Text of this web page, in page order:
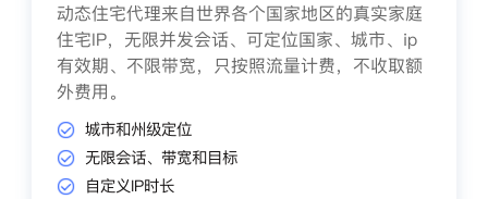
动态住宅代理来自世界各个国家地区的真实家庭
住宅IP，无限并发会话、可定位国家、城市、ip
有效期、不限带宽，只按照流量计费，不收取额
外费用。
城市和州级定位
无限会话、带宽和目标
自定义IP时长